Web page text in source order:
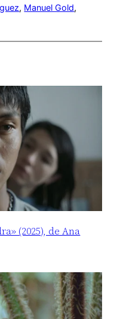
, Manuel Gold
(2025), de Ana